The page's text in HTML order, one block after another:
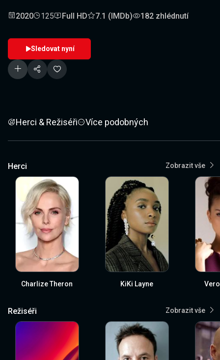
2020 125 Full HD 7.1 (IMDb) 182 zhlédnutí
Sledovat nyní
Herci & Režiséři Více podobných
Herci Zobrazit vše
Charlize Theron KiKi Layne
Režiséři Zobrazit vše